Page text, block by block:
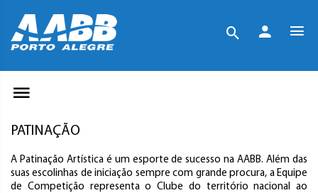
PATINAÇÃO
A Patinação Artística é um esporte de sucesso na AABB. Além das
suas escolinhas de iniciação sempre com grande procura, a Equipe
de Competição representa o Clube do território nacional ao